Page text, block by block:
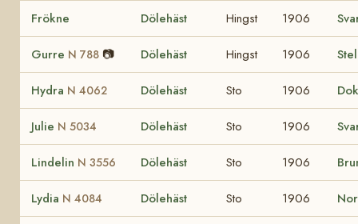
Frökne Dölehäst Hingst 1906
Gurre N 788 📷 Dölehäst Hingst 1906
Hydra N 4062 Dölehäst Sto 1906
Julie N 5034 Dölehäst Sto 1906
Lindelin N 3556 Dölehäst Sto 1906
Lydia N 4084 Dölehäst Sto 1906